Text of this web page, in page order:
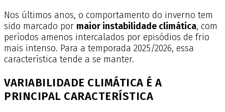
Nos últimos anos, o comportamento do inverno tem
sido marcado por maior instabilidade climática, com
períodos amenos intercalados por episódios de frio
mais intenso. Para a temporada 2025/2026, essa
característica tende a se manter.
VARIABILIDADE CLIMÁTICA É A
PRINCIPAL CARACTERÍSTICA